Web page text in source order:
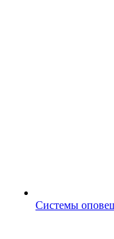
Системы